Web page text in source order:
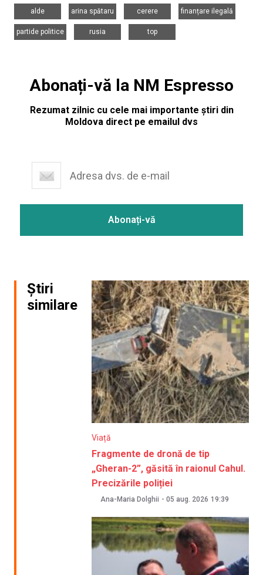
alde
arina spătaru
cerere
finanțare ilegală
partide politice
rusia
top
Abonați-vă la NM Espresso
Rezumat zilnic cu cele mai importante știri din
Moldova direct pe emailul dvs
Știri
similare
Viață
Fragmente de dronă de tip
„Gheran-2”, găsită în raionul Cahul.
Precizările poliției
Ana-Maria Dolghii - 05 aug. 2026 19:39